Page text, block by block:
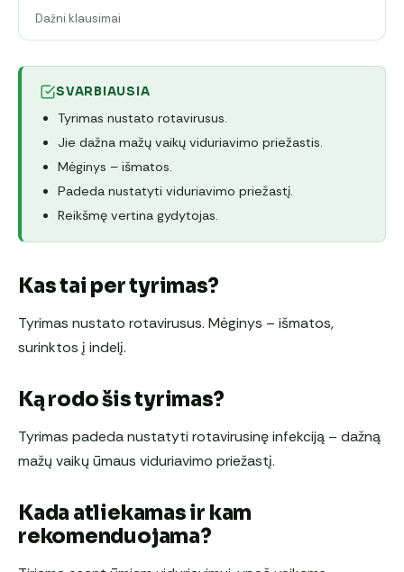
Dažni klausimai
SVARBIAUSIA
Tyrimas nustato rotavirusus.
Jie dažna mažų vaikų viduriavimo priežastis.
Mėginys – išmatos.
Padeda nustatyti viduriavimo priežastį.
Reikšmę vertina gydytojas.
Kas tai per tyrimas?
Tyrimas nustato rotavirusus. Mėginys – išmatos,
surinktos į indelį.
Ką rodo šis tyrimas?
Tyrimas padeda nustatyti rotavirusinę infekciją – dažną
mažų vaikų ūmaus viduriavimo priežastį.
Kada atliekamas ir kam
rekomenduojama?